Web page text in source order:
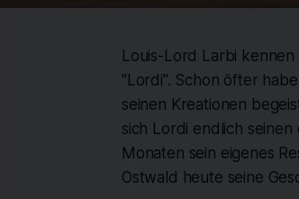
Louis-Lord Larbi
"Lordi". Schon öfter
seinen Kreationen
sich Lordi endlich
Monaten sein eigenes
Ostwald heute seine